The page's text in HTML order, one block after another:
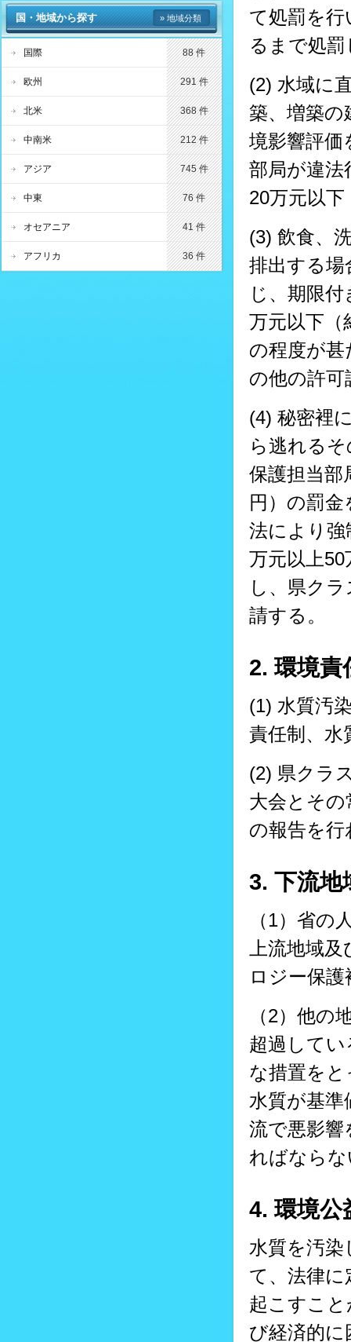
て処罰を
るまで処
(2) 水域に
築、増築の
境影響評価
部局が違法
20万元以
(3) 飲食、
排出する場
じ、期限
万元以下（
の程度が
の他の許
(4) 秘密裡
ら逃れる
保護担当部
円）の罰
法により強
万元以上
し、県ク
請する。
2. 環境責
(1) 水質汚
責任制、水
(2) 県クラ
大会とその
の報告を
3. 下流地
（1）省の
上流地域
ロジー保
（2）他の
超過してい
な措置を
水質が基
流で悪影響
ればならな
4. 環境公
水質を汚
て、法律
起こすこと
び経済的
国・地域から探す » 地域分類
国際 88 件
欧州 291 件
北米 368 件
中南米 212 件
アジア 745 件
中東 76 件
オセアニア 41 件
アフリカ 36 件